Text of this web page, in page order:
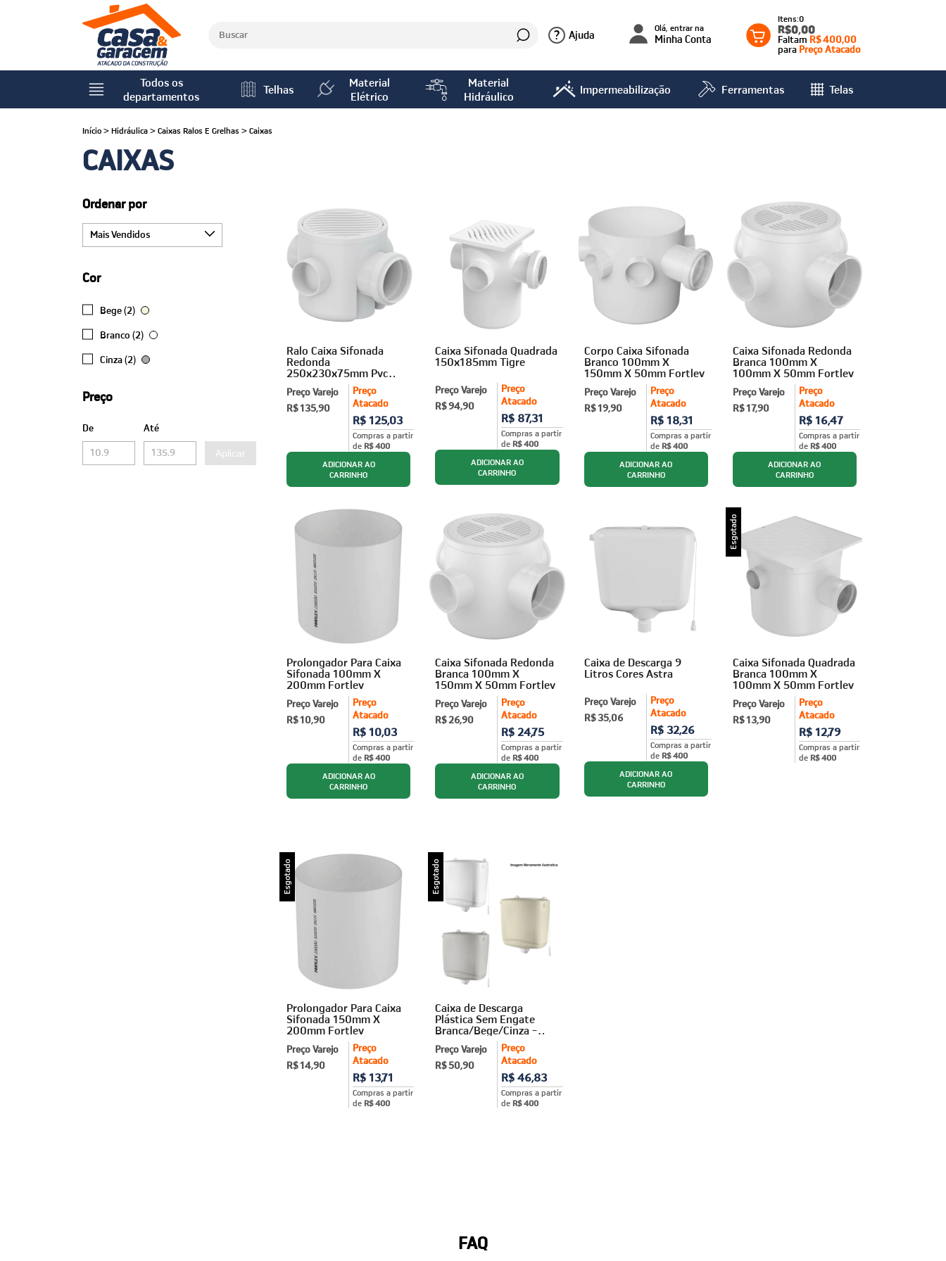
? Ajuda Olá, entrar na
Minha Conta
0
R$0,00
Faltam R$ 400,00
para Preço Atacado
Todos os
departamentos
Telhas
Material
Elétrico
Material
Hidráulico
Impermeabilização Ferramentas Telas
Início > Hidráulica > Caixas Ralos E Grelhas > Caixas
CAIXAS
Ordenar por
Cor
Bege (2)
Branco (2)
Cinza (2)
Preço
De Até
Aplicar
Ralo Caixa Sifonada
Redonda
250x230x75mm Pvc
Branco - TigrePreço
Atacado
R$ 125,03
Compras a partir
de R$ 400
Preço Varejo
R$ 135,90
Caixa Sifonada Quadrada
150x185mm Tigre
Preço
Atacado
R$ 87,31
Compras a partir
de R$ 400
Preço Varejo
R$ 94,90
Corpo Caixa Sifonada
Branco 100mm X
150mm X 50mm Fortlev
Preço
Atacado
R$ 18,31
Compras a partir
de R$ 400
Preço Varejo
R$ 19,90
Caixa Sifonada Redonda
Branca 100mm X
100mm X 50mm Fortlev
Preço
Atacado
R$ 16,47
Compras a partir
de R$ 400
Preço Varejo
R$ 17,90
Prolongador Para Caixa
Sifonada 100mm X
200mm Fortlev
Preço
Atacado
R$ 10,03
Compras a partir
de R$ 400
Preço Varejo
R$ 10,90
Caixa Sifonada Redonda
Branca 100mm X
150mm X 50mm Fortlev
Preço
Atacado
R$ 24,75
Compras a partir
de R$ 400
Preço Varejo
R$ 26,90
Caixa de Descarga 9
Litros Cores Astra
Preço
Atacado
R$ 32,26
Compras a partir
de R$ 400
Preço Varejo
R$ 35,06
ADICIONAR AO
CARRINHO
Esgotado
Caixa Sifonada Quadrada
Branca 100mm X
100mm X 50mm Fortlev
Preço
Atacado
R$ 12,79
Compras a partir
de R$ 400
Preço Varejo
R$ 13,90
Esgotado
Prolongador Para Caixa
Sifonada 150mm X
200mm Fortlev
Preço
Atacado
R$ 13,71
Compras a partir
de R$ 400
Preço Varejo
R$ 14,90
Esgotado
Caixa de Descarga
Plástica Sem Engate
Branca/Bege/Cinza -
Preço
Atacado
R$ 46,83
Compras a partir
de R$ 400
Preço Varejo
R$ 50,90
FAQ